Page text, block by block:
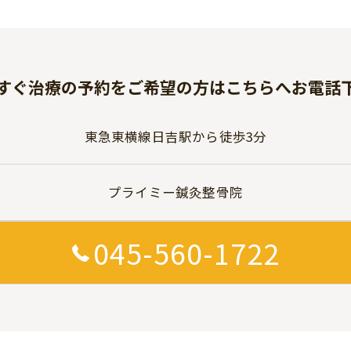
ぐ治療の予約をご希望の方はこちらへお電話
東急東横線日吉駅から徒歩3分
プライミー鍼灸整骨院
045-560-1722